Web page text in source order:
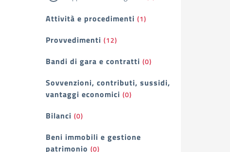
Attività e procedimenti (1)
Provvedimenti (12)
Bandi di gara e contratti (0)
Sovvenzioni, contributi, sussidi,
vantaggi economici (0)
Bilanci (0)
Beni immobili e gestione
patrimonio (0)